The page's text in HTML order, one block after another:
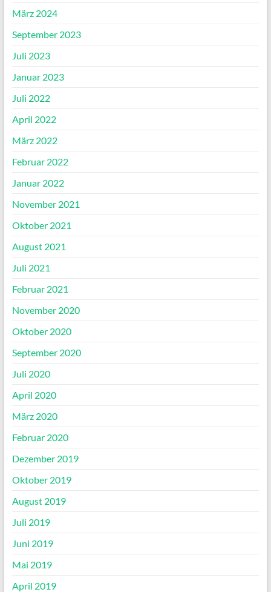
März 2024
September 2023
Juli 2023
Januar 2023
Juli 2022
April 2022
März 2022
Februar 2022
Januar 2022
November 2021
Oktober 2021
August 2021
Juli 2021
Februar 2021
November 2020
Oktober 2020
September 2020
Juli 2020
April 2020
März 2020
Februar 2020
Dezember 2019
Oktober 2019
August 2019
Juli 2019
Juni 2019
Mai 2019
April 2019